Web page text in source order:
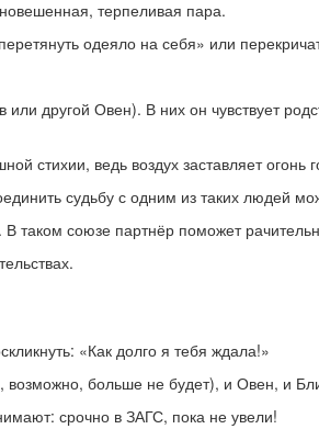
терпеливая пара.
одеяло на себя» или
другой Овен). В них он чувствует
стихии, ведь воздух заставляет огонь
судьбу с одним из таких людей
союзе партнёр поможет
«Как долго я тебя ждала!»
больше не будет), и Овен, и
срочно в ЗАГС, пока не увели!